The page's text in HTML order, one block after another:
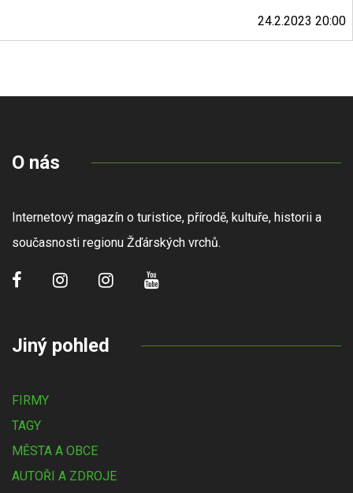
24.2.2023 20:00
O nás
Internetový magazín o turistice, přírodě, kultuře, historii a
současnosti regionu Žďárských vrchů.
Jiný pohled
FIRMY
TAGY
MĚSTA A OBCE
AUTOŘI A ZDROJE